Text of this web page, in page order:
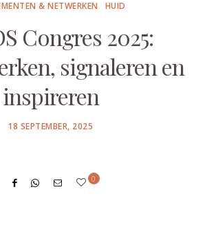
& NETWERKEN HUID
Congres 2025:
signaleren en
inspireren
POSTED
18 SEPTEMBER, 2025
0